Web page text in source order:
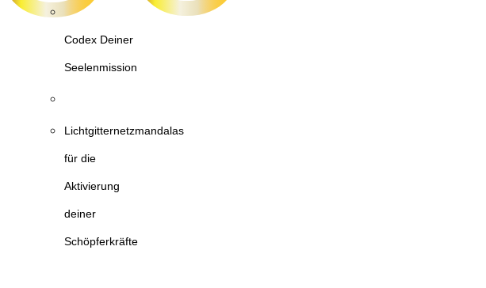
Codex Deiner
Seelenmission
Lichtgitternetzmandalas
für die
Aktivierung
deiner
Schöpferkräfte